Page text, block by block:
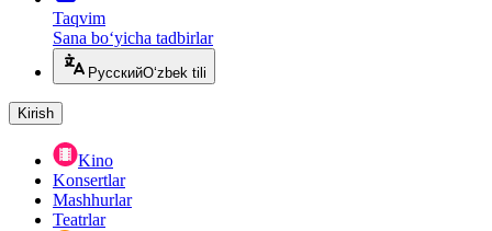
Taqvim
Sana bo‘yicha tadbirlar
РусскийO‘zbek tili
Kirish
Kino
Konsertlar
Mashhurlar
Teatrlar